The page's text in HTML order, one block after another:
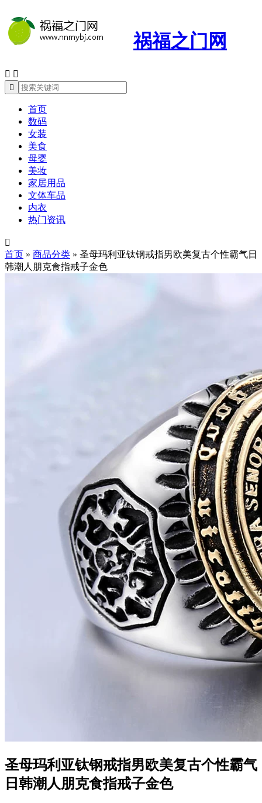
祸福之门网
 

首页
数码
女装
美食
母婴
美妆
家居用品
文体车品
内衣
热门资讯

首页 » 商品分类 » 圣母玛利亚钛钢戒指男欧美复古个性霸气日
韩潮人朋克食指戒子金色
圣母玛利亚钛钢戒指男欧美复古个性霸气
日韩潮人朋克食指戒子金色